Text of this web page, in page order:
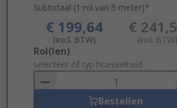
Subtotaal (1 rol van 5 meter)*
€ 199,64
(excl. BTW)
€
(incl. BTW)
Add
to
Basket
Rol(len)
selecteer of typ hoeveelheid
Bestellen